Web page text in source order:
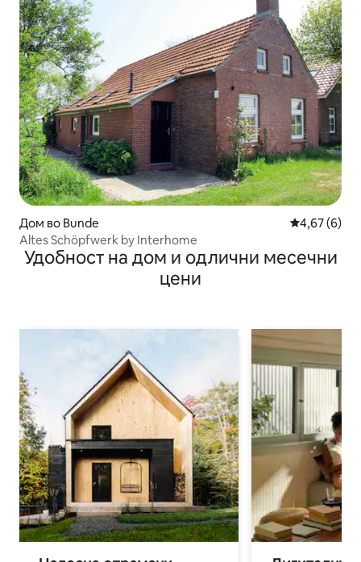
Дом во Bunde Просечна
4,67 (6)
Altes Schöpfwerk by Interhome
Удобност на дом и одлични месечни
цени